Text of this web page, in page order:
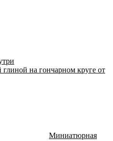
на гончарном круге от
Миниатюрная